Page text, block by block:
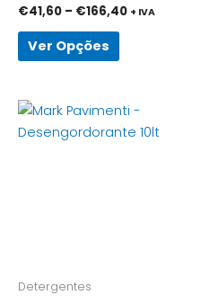
de madeira
€41,60 – €166,40 + IVA
Ver Opções
Detergentes